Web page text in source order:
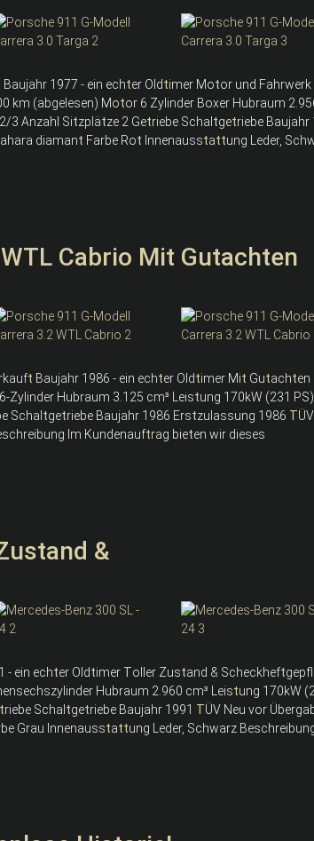
Baujahr 1977 - ein echter Oldtimer Motor und Fahrwerk
km (abgelesen) Motor 6 Zylinder Boxer Hubraum
3 Anzahl Sitzplätze 2 Getriebe Schal tgetriebe Baujahr
diamant Farbe Rot Innenausstattung Leder,
Cabrio Mit Gutachten
t Baujahr 1986 - ein echter Oldtimer Mit Gutachten
Zylinder Hubraum 3.125 cm³ Leistung 170kW (231 PS)
Schal tgetriebe Baujahr 1986 Erstzulassung 1986 T
Im Kundenauftrag bieten wir dieses
&
- ein echter Oldtimer Toller Zustand & Scheckheft
Hubraum 2.960 cm³ Leistung 170kW
triebe Schal tgetriebe Baujahr 1991 TÜV Neu vor
Grau Innenausstattung Leder, Schwarz